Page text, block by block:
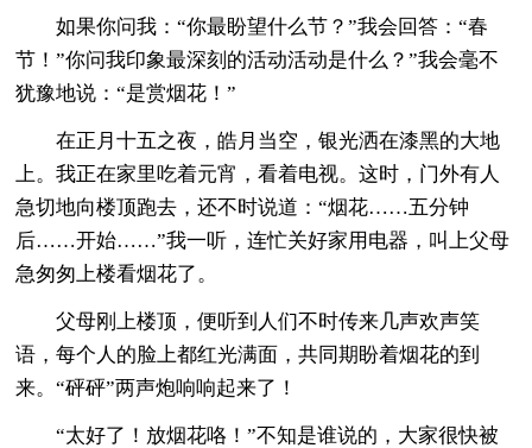
如果你问我：“你最盼望什么节？”我会回答：“春
节！”你问我印象最深刻的活动活动是什么？”我会毫不
犹豫地说：“是赏烟花！”
在正月十五之夜，皓月当空，银光洒在漆黑的大地
上。我正在家里吃着元宵，看着电视。这时，门外有人
急切地向楼顶跑去，还不时说道：“烟花……五分钟
后……开始……”我一听，连忙关好家用电器，叫上父母
急匆匆上楼看烟花了。
父母刚上楼顶，便听到人们不时传来几声欢声笑
语，每个人的脸上都红光满面，共同期盼着烟花的到
来。“砰砰”两声炮响响起来了！
“太好了！放烟花咯！”不知是谁说的，大家很快被